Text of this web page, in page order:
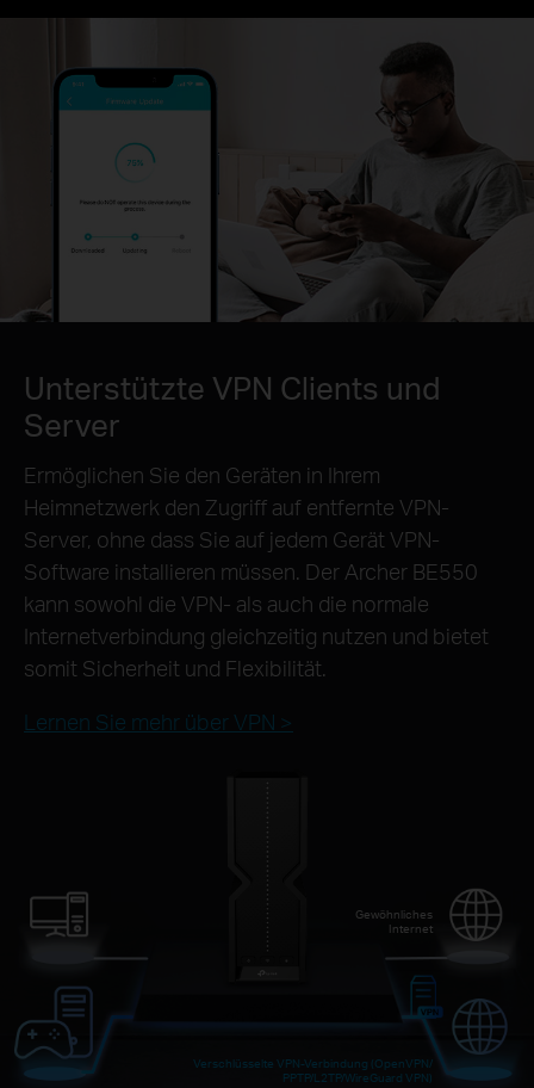
Unterstützte VPN Clients und
Server
Ermöglichen Sie den Geräten in Ihrem
Heimnetzwerk den Zugriff auf entfernte VPN-
Server, ohne dass Sie auf jedem Gerät VPN-
Software installieren müssen. Der Archer BE550
kann sowohl die VPN- als auch die normale
Internetverbindung gleichzeitig nutzen und bietet
somit Sicherheit und Flexibilität.
Lernen Sie mehr über VPN >
Gewöhnliches
Internet
Verschlüsselte VPN-Verbindung (OpenVPN/
PPTP/L2TP/WireGuard VPN)